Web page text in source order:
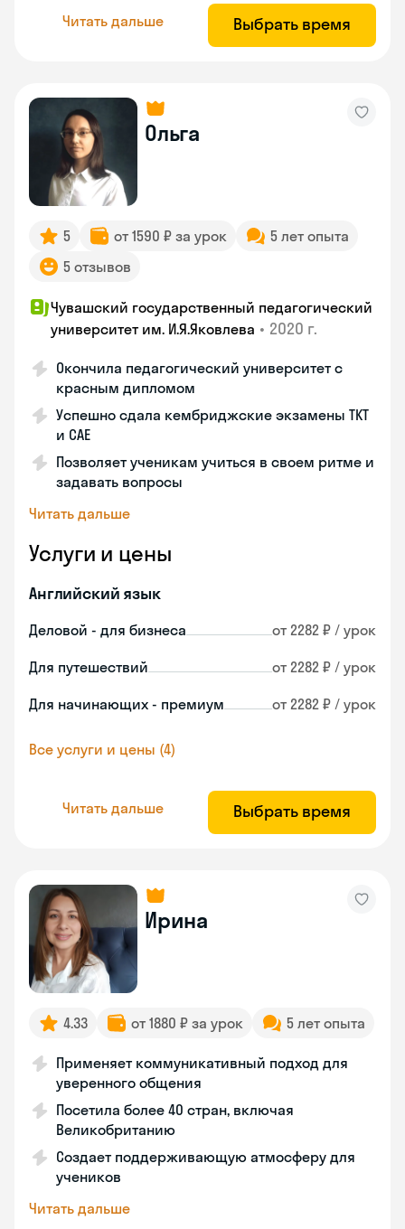
Читать дальше Выбрать время
Ольга
5 от 1590 ₽ за урок
5 лет опыта
5 отзывов
Чувашский государственный педагогический
университет им. И.Я.Яковлева • 2020 г.
Окончила педагогический университет с
красным дипломом
Успешно сдала кембриджские экзамены ТКТ
и САЕ
Позволяет ученикам учиться в своем ритме и
задавать вопросы
Читать дальше
Услуги и цены
Английский язык
Деловой - для бизнеса от 2282 ₽ / урок
Для путешествий от 2282 ₽ / урок
Для начинающих - премиум от 2282 ₽ / урок
Все услуги и цены (4)
Читать дальше Выбрать время
Ирина
4.33 от 1880 ₽ за урок 5 лет опыта
Применяет коммуникативный подход для
уверенного общения
Посетила более 40 стран, включая
Великобританию
Создает поддерживающую атмосферу для
учеников
Читать дальше